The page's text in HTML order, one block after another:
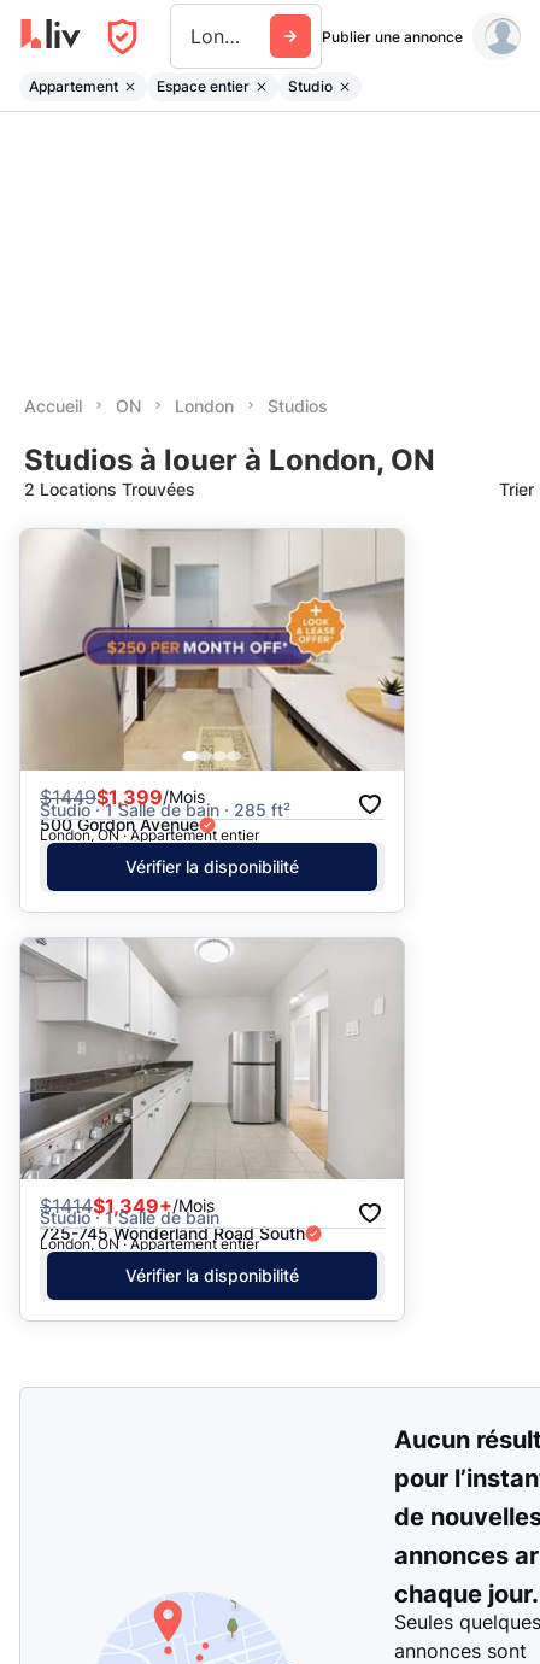
London Publier une annonce
Appartement Espace entier Studio
Accueil ON London Studios
Studios à louer à London, ON
2 Locations Trouvées Trier
Suggéré
Date: les plus récents d’abord
Date: les plus anciens d’abord
Prix - $$$ à $
Prix - $ à $$$
$1449$1,399/Mois
Studio · 1 Salle de bain · 285 ft²
500 Gordon Avenue
London, ON · Appartement entier
Vérifier la disponibilité
$1414$1,349+/Mois
Studio · 1 Salle de bain
725-745 Wonderland Road South
London, ON · Appartement entier
Vérifier la disponibilité
Aucun
pour
de
annonces
chaque jour.
Seules quelques
annonces sont